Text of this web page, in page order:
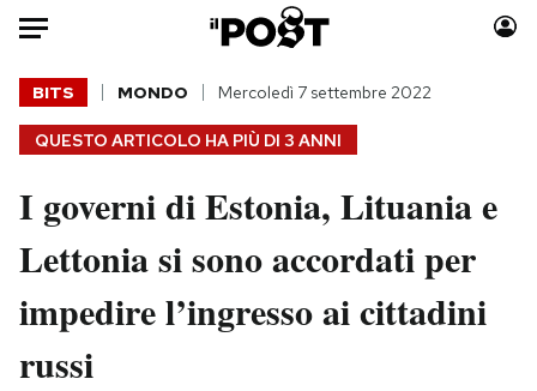
Auto
HOME
Italia
Politica
Tecnologia
Scienza
Moda
Consumismi
Storie/Idee
QUESTO ARTICOLO HA PIÙ DI 3 ANNI
BITS MONDO Mercoledì 7 settembre 2022
I governi di Estonia, Lituania e
Lettonia si sono accordati per
impedire l’ingresso ai cittadini
russi